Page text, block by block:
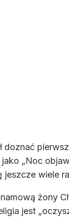
doznać
„Noc
jeszcze wiele
żony
jest